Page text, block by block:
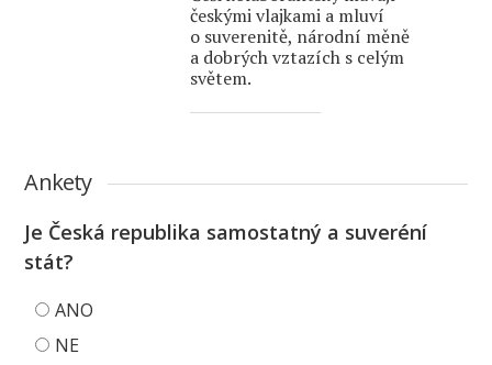
českými vlajkami a mluví
o suverenitě, národní měně
a dobrých vztazích s celým
světem.
Ankety
Je Česká republika samostatný a suveréní
stát?
ANO
NE